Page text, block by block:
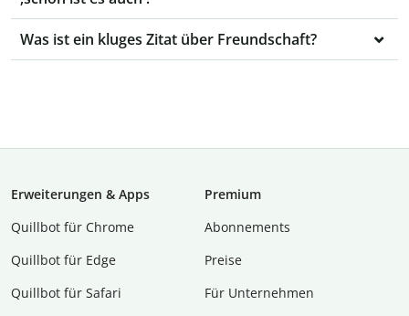
Was ist ein kluges Zitat über Freundschaft?
Erweiterungen & Apps
Quillbot für Chrome
Quillbot für Edge
Quillbot für Safari
Premium
Abon­ne­ments
Preise
Für Unternehmen